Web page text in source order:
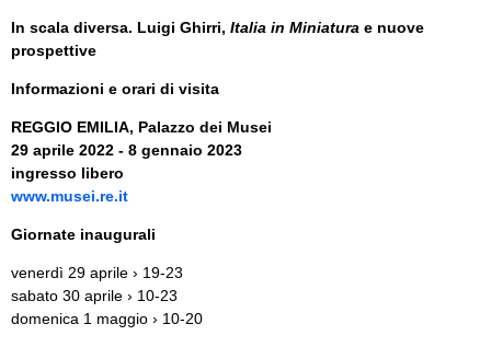
In scala diversa. Luigi Ghirri, Italia in Miniatura e nuove
prospettive
Informazioni e orari di visita
REGGIO EMILIA, Palazzo dei Musei
29 aprile 2022 - 8 gennaio 2023
ingresso libero
www.musei.re.it
Giornate inaugurali
venerdì 29 aprile › 19-23
sabato 30 aprile › 10-23
domenica 1 maggio › 10-20